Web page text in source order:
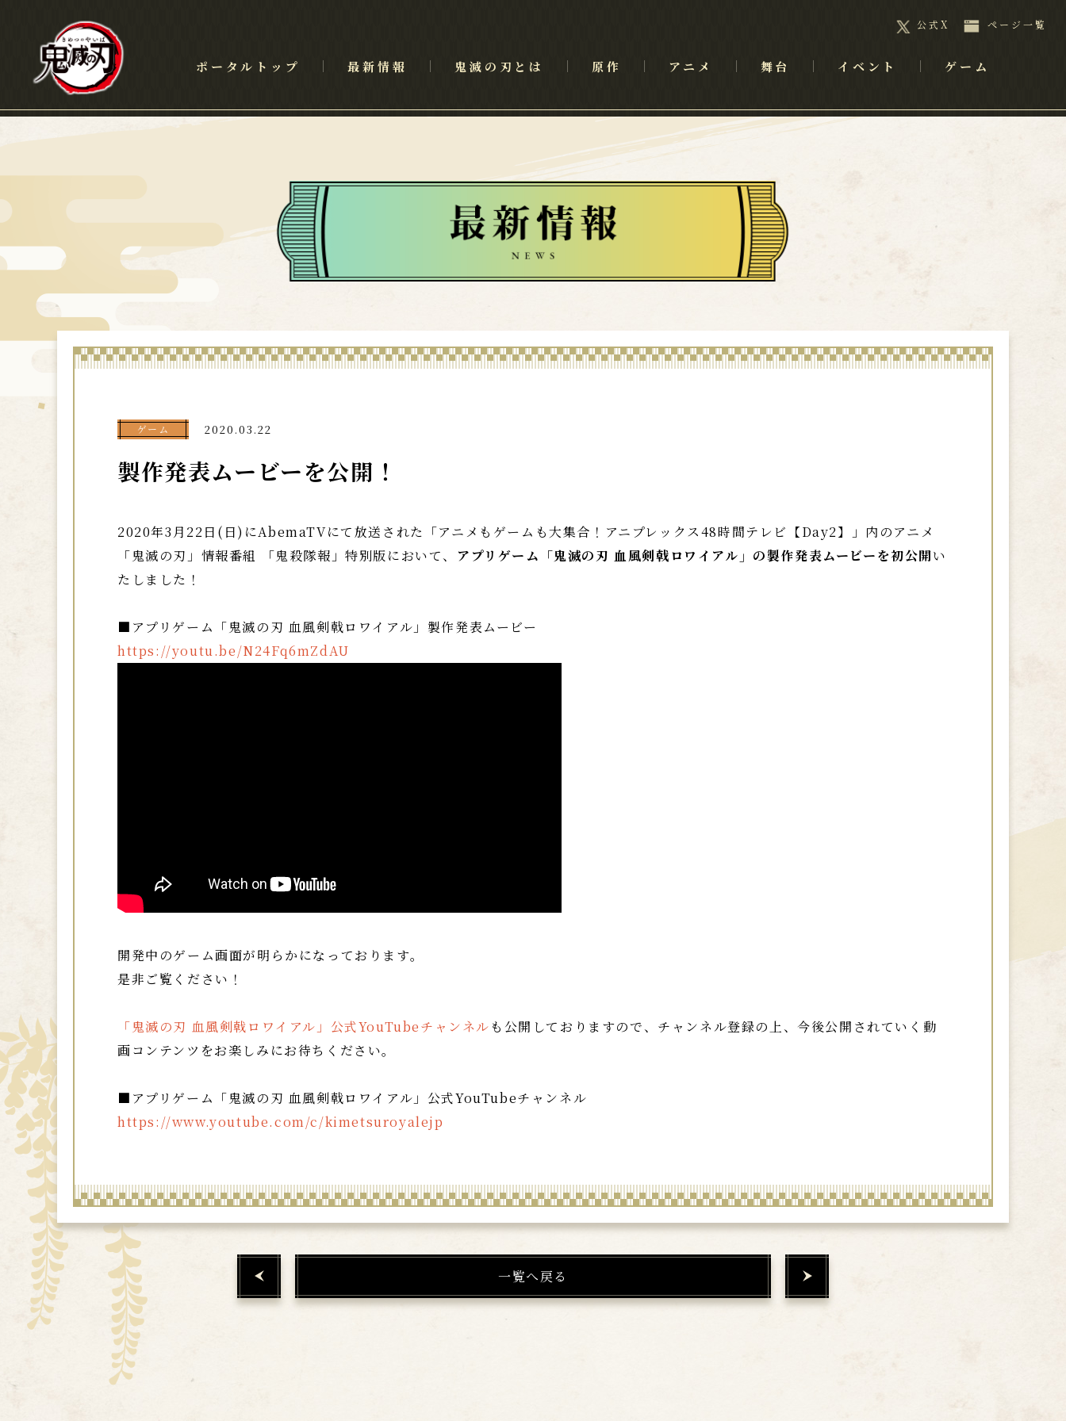
ポータルトップ 最新情報 鬼滅の刃とは 原作 アニメ 舞台 イベント ゲーム
公式X ページ一覧
ゲーム 2020.03.22
製作発表ムービーを公開！
2020年3月22日(日)にAbemaTVにて放送された「アニメもゲームも大集合！アニプレックス48時間テレビ【Day2】」内のアニメ
「鬼滅の刃」情報番組 「鬼殺隊報」特別版において、 アプリゲーム「鬼滅の刃 血風剣戟ロワイアル」の製作発表ムービーを初公開い
たしました！
■アプリゲーム「鬼滅の刃 血風剣戟ロワイアル」製作発表ムービー
https://youtu.be/N24Fq6mZdAU
開発中のゲーム画面が明らかになっております。
是非ご覧ください！
「鬼滅の刃 血風剣戟ロワイアル」公式YouTubeチャンネル も公開しておりますので、チャンネル登録の上、今後公開されていく動
画コンテンツをお楽しみにお待ちください。
■アプリゲーム「鬼滅の刃 血風剣戟ロワイアル」公式YouTubeチャンネル
https://www.youtube.com/c/kimetsuroyalejp
一覧へ戻る